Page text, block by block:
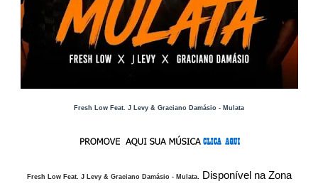
Fresh Low Feat. J Levy & Graciano Damásio - Mulata
Fresh Low Feat. J Levy & Graciano Damásio - Mulata. Disponível na Zona